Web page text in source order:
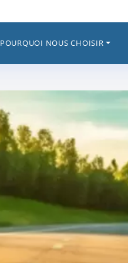
POURQUOI NOUS CHOISIR